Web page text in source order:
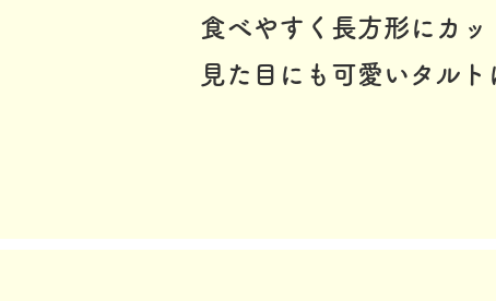
食べやすく長方形にカッ
見た目にも可愛いタルト